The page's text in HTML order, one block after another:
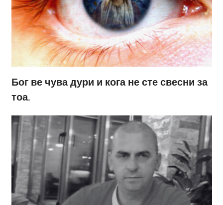
Бог ве чува дури и кога не сте свесни за
тоа.